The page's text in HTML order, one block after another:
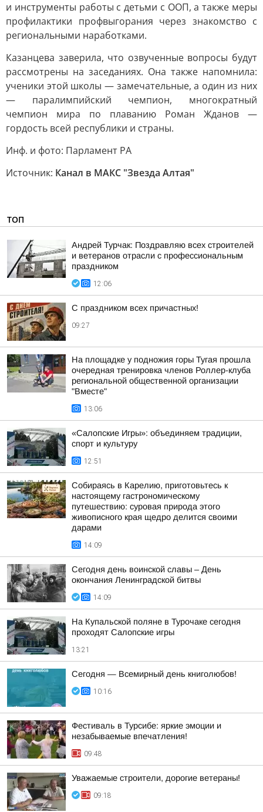
и инструменты работы с детьми с ООП, а также меры
профилактики профвыгорания через знакомство с
региональными наработками.
Казанцева заверила, что озвученные вопросы будут
рассмотрены на заседаниях. Она также напомнила:
ученики этой школы — замечательные, а один из них
— паралимпийский чемпион, многократный
чемпион мира по плаванию Роман Жданов —
гордость всей республики и страны.
Инф. и фото: Парламент РА
Источник: Канал в МАКС "Звезда Алтая"
ТОП
Андрей Турчак: Поздравляю всех строителей
и ветеранов отрасли с профессиональным
праздником
12:06
С праздником всех причастных!
09:27
На площадке у подножия горы Тугая прошла
очередная тренировка членов Роллер-клуба
региональной общественной организации
"Вместе"
13:06
«Салопские Игры»: объединяем традиции,
спорт и культуру
12:51
Собираясь в Карелию, приготовьтесь к
настоящему гастрономическому
путешествию: суровая природа этого
живописного края щедро делится своими
дарами
14:09
Сегодня день воинской славы – День
окончания Ленинградской битвы
14:09
На Купальской поляне в Турочаке сегодня
проходят Салопские игры
13:21
Сегодня — Всемирный день книголюбов!
10:16
Фестиваль в Турсибе: яркие эмоции и
незабываемые впечатления!
09:48
Уважаемые строители, дорогие ветераны!
09:18